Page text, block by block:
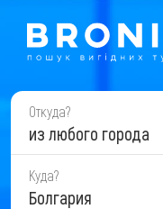
Откуда?
из любого города
Куда?
Болгария